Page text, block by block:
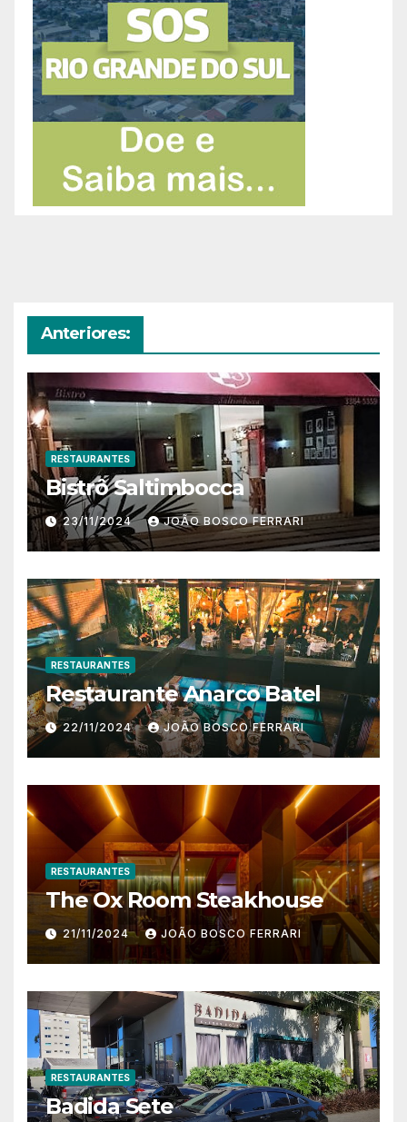
Anteriores:
RESTAURANTES
Bistrô Saltimbocca
23/11/2024 JOÃO BOSCO FERRARI
RESTAURANTES
Restaurante Anarco Batel
22/11/2024 JOÃO BOSCO FERRARI
RESTAURANTES
The Ox Room Steakhouse
21/11/2024 JOÃO BOSCO FERRARI
RESTAURANTES
Badida Sete